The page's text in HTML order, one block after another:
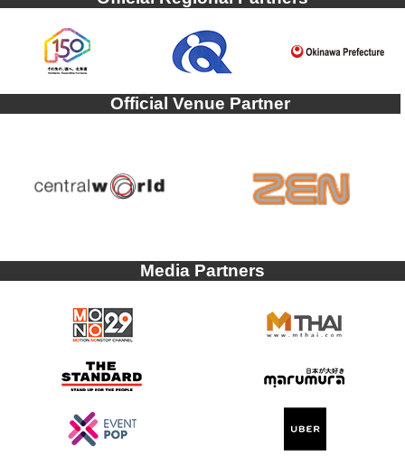
Official Venue Partner
Media Partners